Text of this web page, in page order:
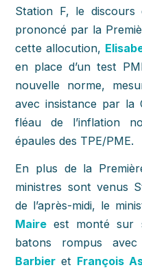
Station F, le discours
prononcé par la
cette allocution,
en place d’un test
nouvelle norme,
avec insistance par
fléau de l’inflation
épaules des TPE/PME.
En plus de la
ministres sont venus
de l’après-midi, le
Maire est monté sur
batons rompus
Barbier et François